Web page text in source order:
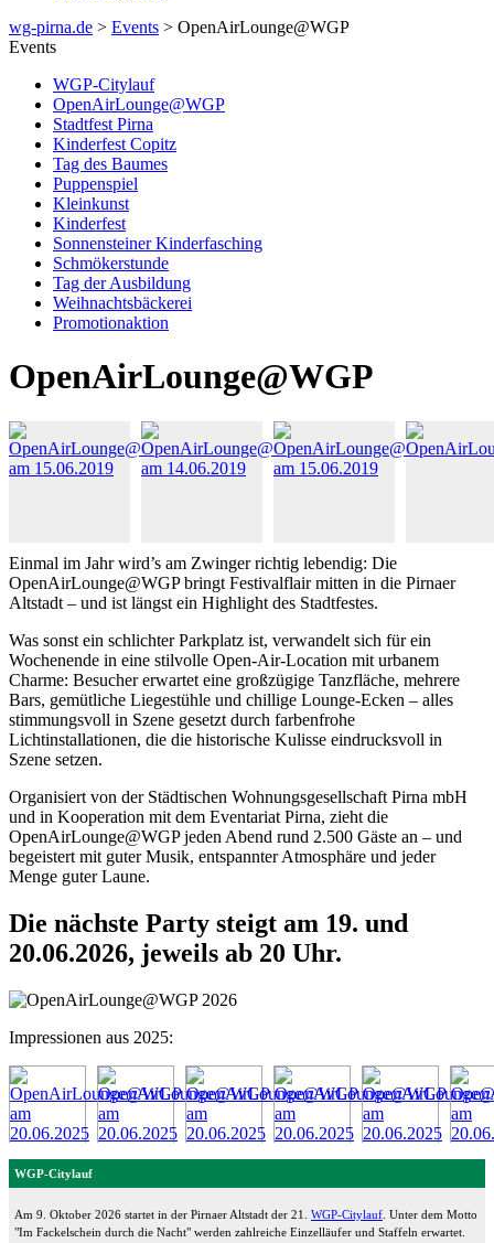
wg-pirna.de > Events > OpenAirLounge@WGP
Events
WGP-Citylauf
OpenAirLounge@WGP
Stadtfest Pirna
Kinderfest Copitz
Tag des Baumes
Puppenspiel
Kleinkunst
Kinderfest
Sonnensteiner Kinderfasching
Schmökerstunde
Tag der Ausbildung
Weihnachtsbäckerei
Promotionaktion
OpenAirLounge@WGP
Einmal im Jahr wird’s am Zwinger richtig lebendig: Die
OpenAirLounge@WGP bringt Festivalflair mitten in die Pirnaer
Altstadt – und ist längst ein Highlight des Stadtfestes.
Was sonst ein schlichter Parkplatz ist, verwandelt sich für ein
Wochenende in eine stilvolle Open-Air-Location mit urbanem
Charme: Besucher erwartet eine großzügige Tanzfläche, mehrere
Bars, gemütliche Liegestühle und chillige Lounge-Ecken – alles
stimmungsvoll in Szene gesetzt durch farbenfrohe
Lichtinstallationen, die die historische Kulisse eindrucksvoll in
Szene setzen.
Organisiert von der Städtischen Wohnungsgesellschaft Pirna mbH
und in Kooperation mit dem Eventariat Pirna, zieht die
OpenAirLounge@WGP jeden Abend rund 2.500 Gäste an – und
begeistert mit guter Musik, entspannter Atmosphäre und jeder
Menge guter Laune.
Die nächste Party steigt am 19. und
20.06.2026, jeweils ab 20 Uhr.
Impressionen aus 2025:
WGP-Citylauf
Am 9. Oktober 2026 startet in der Pirnaer Altstadt der 21. WGP-Citylauf . Unter dem Motto
"Im Fackelschein durch die Nacht" werden zahlreiche Einzelläufer und Staffeln erwartet.